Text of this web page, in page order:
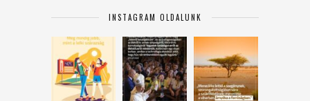
INSTAGRAM OLDALUNK